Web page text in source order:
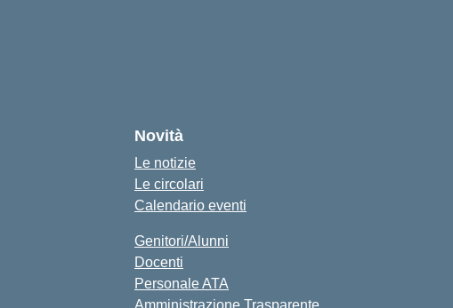
Novità
Le notizie
Le circolari
Calendario eventi
Genitori/Alunni
Docenti
Personale ATA
Amministrazione Trasparente